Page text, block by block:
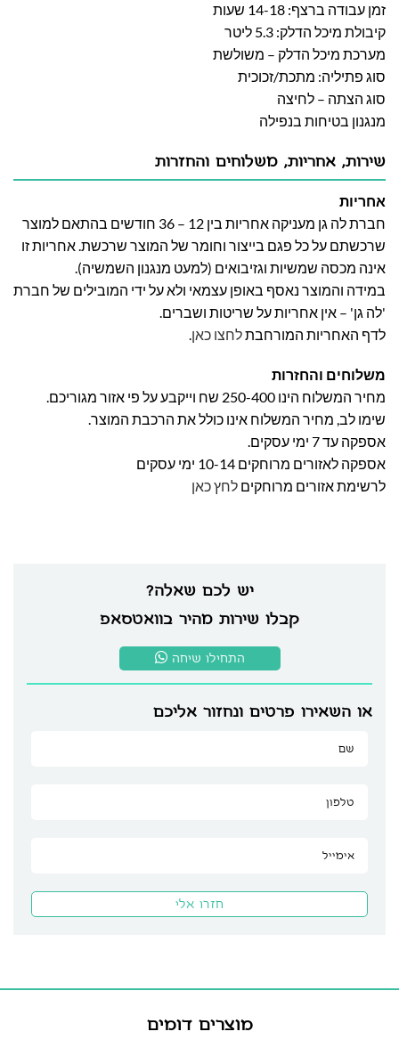
זמן עבודה ברצף: 14-18 שעות
קיבולת מיכל הדלק: 5.3 ליטר
מערכת מיכל הדלק – משולשת
סוג פתיליה: מתכת/זכוכית
סוג הצתה – לחיצה
מנגנון בטיחות בנפילה
יש לכם שאלה?
קבלו שירות מהיר בוואטסאפ
התחילו שיחה
או השאירו פרטים ונחזור אליכם
שירות, אחריות, משלוחים והחזרות
אחריות
חברת לה גן מעניקה אחריות בין 12 – 36 חודשים בהתאם למוצר
שרכשתם על כל פגם בייצור וחומר של המוצר שרכשת. אחריות זו
אינה מכסה שמשיות וגזיבואים (למעט מנגנון השמשיה).
במידה והמוצר נאסף באופן עצמאי ולא על ידי המובילים של חברת
'לה גן' – אין אחריות על שריטות ושברים.
לדף האחריות המורחבתלחצו כאן.
משלוחים והחזרות
מחיר המשלוח הינו 250-400 שח וייקבע על פי אזור מגוריכם.
שימו לב, מחיר המשלוח אינו כולל את הרכבת המוצר.
אספקה עד 7 ימי עסקים.
אספקה לאזורים מרוחקים 10-14 ימי עסקים
לרשימת אזורים מרוחקים לחץ כאן
מוצרים דומים